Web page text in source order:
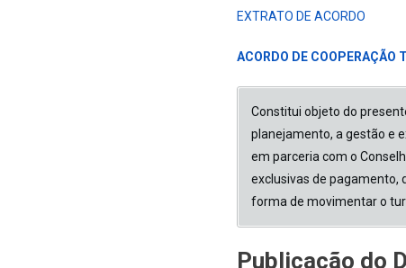
EXTRATO DE ACORDO
ACORDO DE COOPERAÇÃO
Constitui objeto do
planejamento, a gestão e
em parceria com o
exclusivas de pagamento,
forma de movimentar o
Publicação do